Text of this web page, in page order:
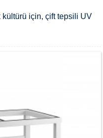
kültürü için, çift tepsili UV